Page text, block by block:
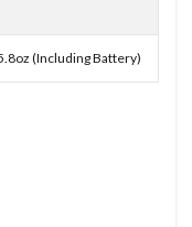
(Including Battery)